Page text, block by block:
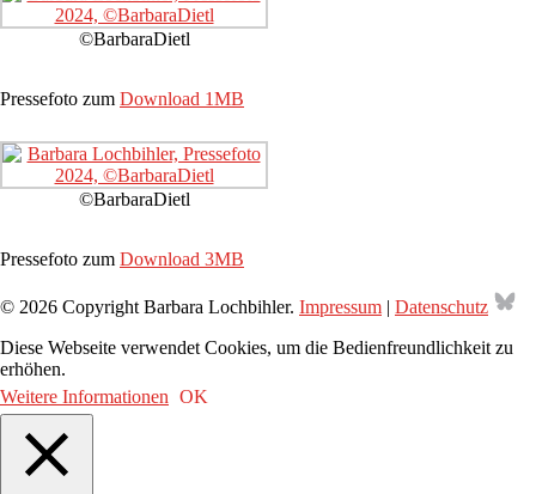
©BarbaraDietl
Pressefoto zum Download 1MB
©BarbaraDietl
Pressefoto zum Download 3MB
© 2026 Copyright Barbara Lochbihler. Impressum | Datenschutz
Diese Webseite verwendet Cookies, um die Bedienfreundlichkeit zu
erhöhen.
Weitere Informationen OK